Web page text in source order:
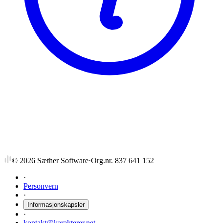
© 2026 Sæther Software·Org.nr. 837 641 152
·
Personvern
·
Informasjonskapsler
·